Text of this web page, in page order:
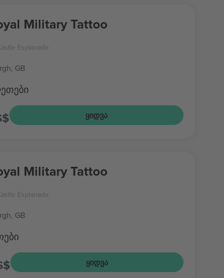
Military Tattoo
Esplanade
GB
ᲧᲘᲓᲕᲐ
The Royal Military Tattoo
Esplanade
GB
ᲧᲘᲓᲕᲐ